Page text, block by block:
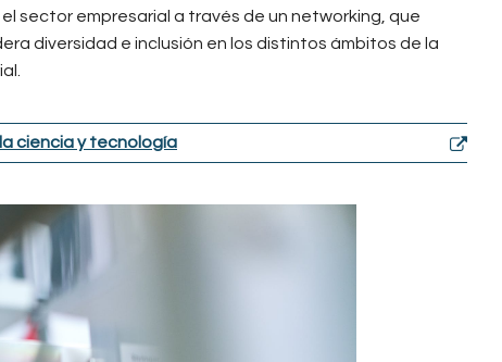
sector empresarial a través de un networking, que
diversidad e inclusión en los distintos ámbitos de la
ciencia y tecnología